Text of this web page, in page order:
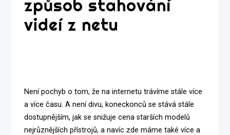
způsob stahování
videí z netu
Není pochyb o tom, že na internetu trávíme stále více
a více času. A není divu, koneckonců se stává stále
dostupnějším, jak se snižuje cena starších modelů
nejrůznějších přístrojů, a navíc zde máme také více a